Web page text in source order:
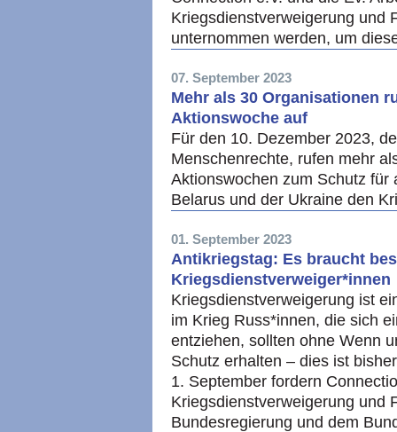
Kriegsdienstverweigerung und
unternommen werden, um
07. September 2023
Mehr als 30 Organisationen
Aktionswoche auf
Für den 10. Dezember 2023,
Menschenrechte, rufen mehr
Aktionswochen zum Schutz
Belarus und der Ukraine den
01. September 2023
Antikriegstag: Es braucht
Kriegsdienstverweiger*innen
Kriegsdienstverweigerung ist
im Krieg Russ*innen, die sich
entziehen, sollten ohne Wenn
Schutz erhalten – dies ist
1. September fordern
Kriegsdienstverweigerung und
Bundesregierung und dem